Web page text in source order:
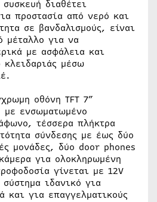
διαθέτει
προστασία από νερό και
σε βανδαλισμούς, είναι
μέταλλο για να
με ασφάλεια και
κλειδαριάς μέσω
οθόνη TFT 7”
με ενσωματωμένο
τέσσερα πλήκτρα
σύνδεσης με έως δύο
μονάδες, δύο door phones
για ολοκληρωμένη
γίνεται με 12V
ιδανικό για
και για επαγγελματικούς